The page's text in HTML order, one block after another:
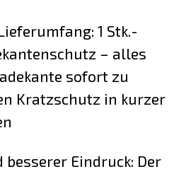
1 Stk.-
– alles
sofort zu
Kratzschutz in kurzer
besserer Eindruck: Der